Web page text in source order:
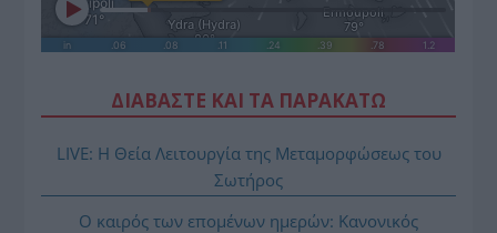
ΔΙΑΒΑΣΤΕ ΚΑΙ ΤΑ ΠΑΡΑΚΑΤΩ
LIVE: Η Θεία Λειτουργία της Μεταμορφώσεως του
Σωτήρος
Ο καιρός των επομένων ημερών: Κανονικός